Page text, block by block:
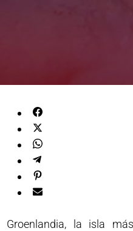
Groenlandia, la isla